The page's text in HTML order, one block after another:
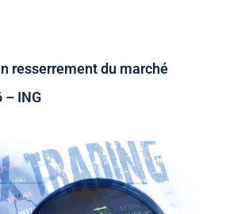
resserrement du marché
– ING